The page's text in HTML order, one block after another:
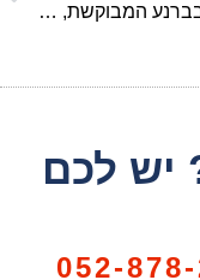
למכירה בברנע המבוקשת, ברח' תירוש, דירת 4 חד' 127 מ"ר עם 2 מרפסות. יחידת הורים כ18 מ"ר עם מרפסת מקורה 11 מ"ר. ממ"ד, מרפסת נוספת עם חלונות כפולים נגד רעש .קומה 3 מתוך 7.בניין מבוקש ומטופח .מרחק הליכה מהטיילת וחוף הים ,חנייה פרטית. מחיר 1940000 ש"ח
יש לכם